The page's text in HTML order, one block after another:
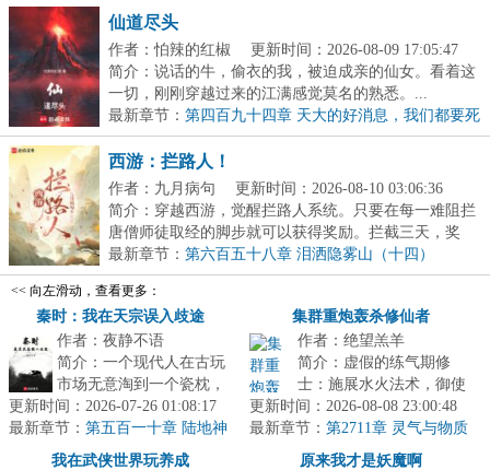
仙道尽头
作者：怕辣的红椒
更新时间：2026-08-09 17:05:47
简介：说话的牛，偷衣的我，被迫成亲的仙女。看着这
一切，刚刚穿越过来的江满感觉莫名的熟悉。...
最新章节： 第四百九十四章 天大的好消息，我们都要死
了
西游：拦路人！
作者：九月病句
更新时间：2026-08-10 03:06:36
简介：穿越西游，觉醒拦路人系统。只要在每一难阻拦
唐僧师徒取经的脚步就可以获得奖励。拦截三天，奖
励：...
最新章节： 第六百五十八章 泪洒隐雾山（十四）
<< 向左滑动，查看更多：
秦时：我在天宗误入歧途
作者：夜静不语
简介：一个现代人在古玩
市场无意淘到一个瓷枕，
一场大梦，他的灵魂穿越
到了一个战火纷飞的年
代，这里诸子...
更新时间：2026-07-26 01:08:17
最新章节： 第五百一十章 陆地神
仙，乐土（完）
集群重炮轰杀修仙者
作者：绝望羔羊
简介：虚假的练气期修
士：施展水火法术，御使
飞剑数十步外取敌首级，
富裕的还有一枚盾牌法
器，攻守兼备，...
更新时间：2026-08-08 23:00:48
最新章节： 第2711章 灵气与物质
守恒不变学说
我在武侠世界玩养成
原来我才是妖魔啊